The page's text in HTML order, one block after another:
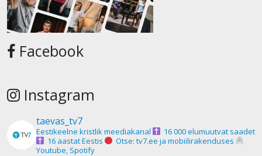
Facebook
Instagram
taevas_tv7
Eestikeelne kristlik meediakanal
16 000 elumuutvat saadet
16 aastat Eestis
Otse: tv7.ee ja mobiilirakenduses
Youtube, Spotify